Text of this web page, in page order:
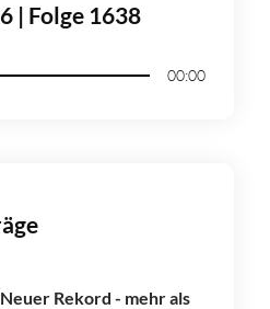
| Folge 1638
00:00
Neuer Rekord - mehr als